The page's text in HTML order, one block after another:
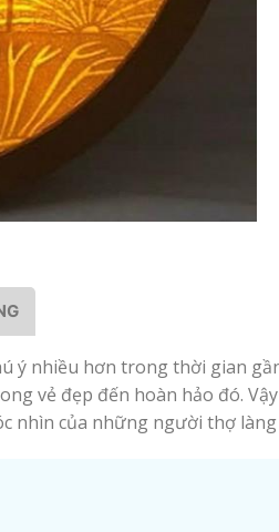
ý nhiều hơn trong thời gian
vẻ đẹp đến hoàn hảo đó.
nhìn của những người thợ